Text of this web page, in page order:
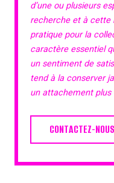
d’une ou plusieurs
recherche et à cette
pratique pour la
caractère essentiel
un sentiment de
tend à la conserver
un attachement plus
CONTACTEZ-NOUS